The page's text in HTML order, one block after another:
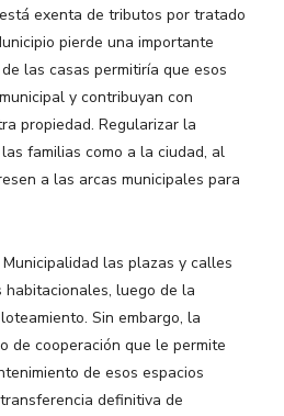
exenta de tributos por tratado
pierde una importante
las casas permitiría que esos
y contribuyan con
propiedad. Regularizar la
familias como a la ciudad, al
a las arcas municipales para
las plazas y calles
luego de la
Sin embargo, la
de cooperación que le permite
de esos espacios
definitiva de